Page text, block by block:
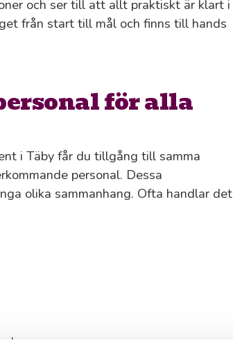
och ser till att allt praktiskt är klart i
från start till mål och finns till hands
för alla
i Täby får du tillgång till samma
personal. Dessa
olika sammanhang. Ofta handlar det